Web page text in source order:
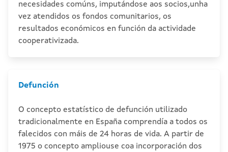
necesidades comúns, imputándose aos socios,unha
vez atendidos os fondos comunitarios, os
resultados económicos en función da actividade
cooperativizada.
Defunción
O concepto estatístico de defunción utilizado
tradicionalmente en España comprendía a todos os
falecidos con máis de 24 horas de vida. A partir de
1975 o concepto ampliouse coa incorporación dos